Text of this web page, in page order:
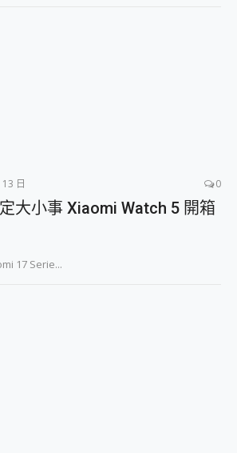
日 0
大小事 Xiaomi Watch 5 開箱
17 Serie...